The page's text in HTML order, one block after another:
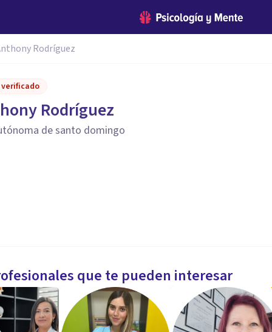
Rodríguez
verificado
Rodríguez
de santo domingo
que te pueden interesar